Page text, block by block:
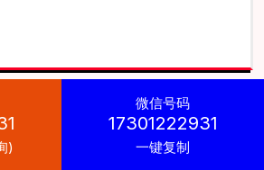
Theme By Themespride
)
微信号码
17301222931
一键复制